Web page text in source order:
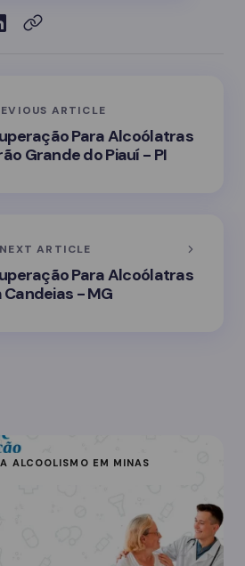
ARTICLE
Para Alcoólatras
Grande do Piauí - PI
NEXT ARTICLE
Para Alcoólatras
Candeias - MG
ALCOOLISMO EM MINAS